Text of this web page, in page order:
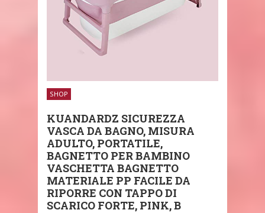
SHOP
KUANDARDZ SICUREZZA
VASCA DA BAGNO, MISURA
ADULTO, PORTATILE,
BAGNETTO PER BAMBINO
VASCHETTA BAGNETTO
MATERIALE PP FACILE DA
RIPORRE CON TAPPO DI
SCARICO FORTE, PINK, B